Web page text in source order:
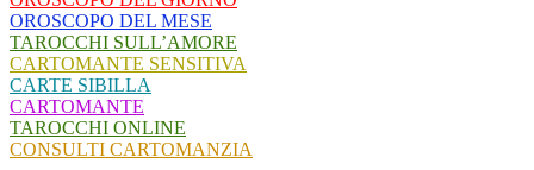
OROSCOPO DEL MESE
TAROCCHI SULL’AMORE
CARTOMANTE SENSITIVA
CARTE SIBILLA
CARTOMANTE
TAROCCHI ONLINE
CONSULTI CARTOMANZIA